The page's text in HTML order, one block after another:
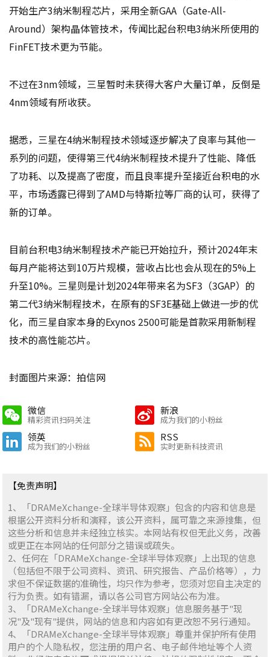
开始生产3纳米制程芯片，采用全新GAA（Gate-All-
Around）架构晶体管技术，传闻比起台积电3纳米所使用的
FinFET技术更为节能。
不过在3nm领域，三星暂时未获得大客户大量订单，反倒是
4nm领域有所收获。
据悉，三星在4纳米制程技术领域逐步解决了良率与其他一
系列的问题，使得第三代4纳米制程技术提升了性能、降低
了功耗、以及提高了密度，而且良率提升至接近台积电的水
平，市场透露已得到了AMD与特斯拉等厂商的认可，获得了
新的订单。
目前台积电3纳米制程技术产能已开始拉升，预计2024年末
每月产能将达到10万片规模，营收占比也会从现在的5%上
升至10%。三星则是计划2024年带来名为SF3（3GAP）的
第二代3纳米制程技术，在原有的SF3E基础上做进一步的优
化，而三星自家本身的Exynos 2500可能是首款采用新制程
技术的高性能芯片。
封面图片来源：拍信网
微信
精彩资讯扫码关注
新浪
成为我们的小粉丝
领英
成为我们的小粉丝
RSS
实时更新科技资讯
【免责声明】
1、「DRAMeXchange-全球半导体观察」包含的内容和信息是
根据公开资料分析和演释，该公开资料，属可靠之来源搜集，但
这些分析和信息并未经独立核实。本网站有权但无此义务，改善
或更正在本网站的任何部分之错误或疏失。
2、任何在「DRAMeXchange-全球半导体观察」上出现的信息
（包括但不限于公司资料、资讯、研究报告、产品价格等），力
求但不保证数据的准确性，均只作为参考，您须对您自主决定的
行为负责。如有错漏，请以各公司官方网站公布为准。
3、「DRAMeXchange-全球半导体观察」信息服务基于"现
况"及"现有"提供，网站的信息和内容如有更改恕不另行通知。
4、「DRAMeXchange-全球半导体观察」尊重并保护所有使用
用户的个人隐私权，您注册的用户名、电子邮件地址等个人资